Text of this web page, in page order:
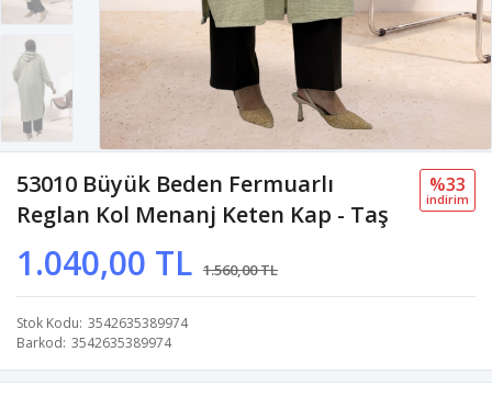
53010 Büyük Beden Fermuarlı
Reglan Kol Menanj Keten Kap - Taş
1.040,00 TL 1.560,00 TL
%33
i̇ndi̇ri̇m
Stok Kodu 3542635389974
Barkod 3542635389974